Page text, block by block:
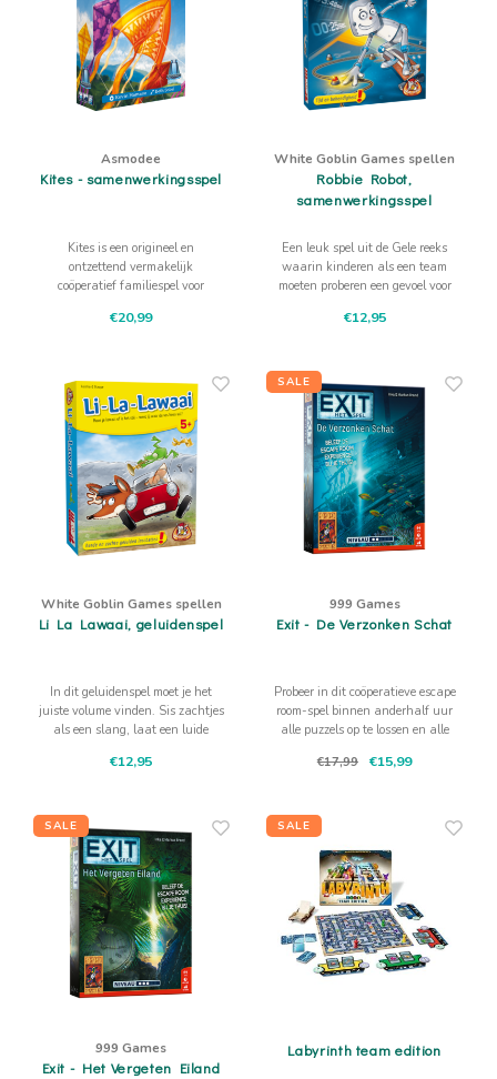
Asmodee
Kites - samenwerkingsspel
Kites is een origineel en
ontzettend vermakelijk
coöperatief familiespel voor
samen om alle vliegers in de lucht
€20,99
White Goblin Games spellen
Robbie Robot,
samenwerkingsspel
Een leuk spel uit de Gele reeks
waarin kinderen als een team
moeten proberen een gevoel voor
ook competitief gespeeld worden.
€12,95
White Goblin Games spellen
Li La Lawaai, geluidenspel
In dit geluidenspel moet je het
juiste volume vinden. Sis zachtjes
als een slang, laat een luide
handen of tik op de tafel.
€12,95
SALE
999 Games
Exit - De Verzonken Schat
Probeer in dit coöperatieve escape
room-spel binnen anderhalf uur
alle puzzels op te lossen en alle
€17,99
€15,99
SALE
999 Games
Exit - Het Vergeten Eiland
SALE
Labyrinth team edition